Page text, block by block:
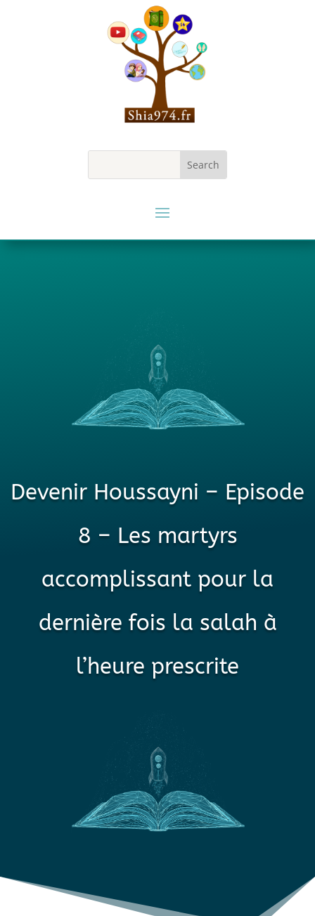
Devenir Houssayni – Episode
8 – Les martyrs
accomplissant pour la
dernière fois la salah à
l’heure prescrite